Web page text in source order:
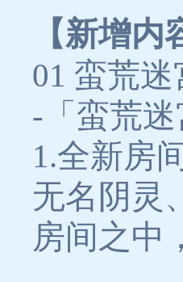
【新增内
01 蛮荒
-「蛮荒
1.全新房
无名阴灵
房间之中